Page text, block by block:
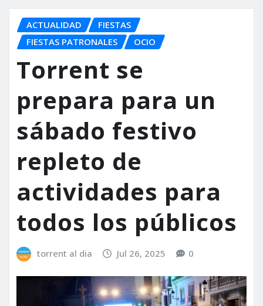
ACTUALIDAD
FIESTAS
FIESTAS PATRONALES
OCIO
Torrent se
prepara para un
sábado festivo
repleto de
actividades para
todos los públicos
torrent al dia Jul 26, 2025 0